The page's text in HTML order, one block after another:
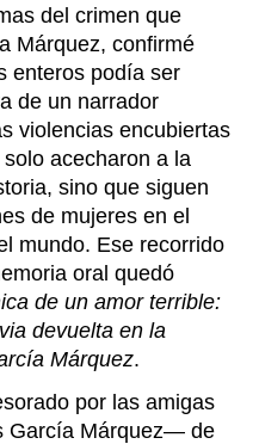
del crimen que
Márquez, confirmé
enteros podía ser
de un narrador
violencias encubiertas
acecharon a la
sino que siguen
de mujeres en el
mundo. Ese recorrido
oral quedó
de un amor terrible:
devuelta en la
Márquez.
por las amigas
García Márquez— de